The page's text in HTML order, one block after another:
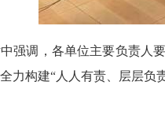
强调，各单位主要负责人
力构建“人人有责、层层负